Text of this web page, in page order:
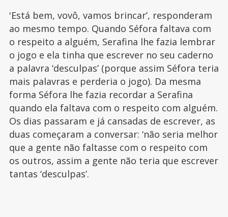
'Está bem, vovô, vamos brincar’, responderam
ao mesmo tempo. Quando Séfora faltava com
o respeito a alguém, Serafina lhe fazia lembrar
o jogo e ela tinha que escrever no seu caderno
a palavra ‘desculpas’ (porque assim Séfora teria
mais palavras e perderia o jogo). Da mesma
forma Séfora lhe fazia recordar a Serafina
quando ela faltava com o respeito com alguém.
Os dias passaram e já cansadas de escrever, as
duas começaram a conversar: ‘não seria melhor
que a gente não faltasse com o respeito com
os outros, assim a gente não teria que escrever
tantas ‘desculpas’.